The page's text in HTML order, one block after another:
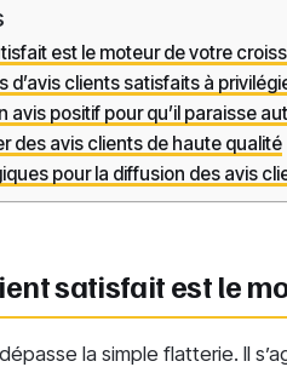
est le moteur de votre
d’avis clients satisfaits à
avis positif pour qu’il paraisse
des avis clients de haute qualité
pour la diffusion des avis
satisfait est le
la simple flatterie. Il